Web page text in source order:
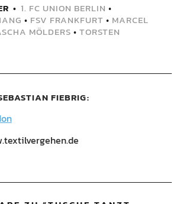
1. FC UNION BERLIN •
• FSV FRANKFURT • MARCEL
MÖLDERS • TORSTEN
FIEBRIG